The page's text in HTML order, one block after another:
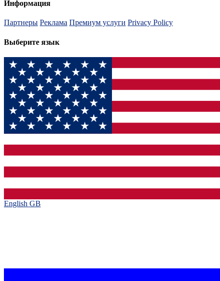
Информация
Партнеры Реклама Премиум услуги Privacy Policy
Выберите язык
English GB‎